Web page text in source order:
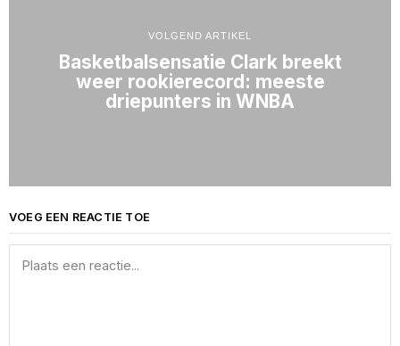
VOLGEND ARTIKEL
Basketbalsensatie Clark breekt
weer rookierecord: meeste
driepunters in WNBA
VOEG EEN REACTIE TOE